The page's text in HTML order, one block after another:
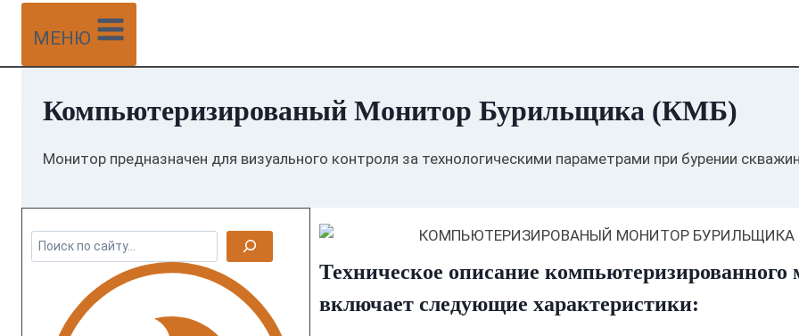
МЕНЮ
Компьютеризированый Монитор Бурильщика (КМБ)
Монитор предназначен для визуального контроля за технологическими параметрами при бурении
П
о
Техническое описание
включает следующие характеристики: